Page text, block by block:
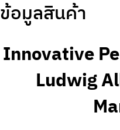
ข้อมูลสินค้า
Innovative
Ludwig